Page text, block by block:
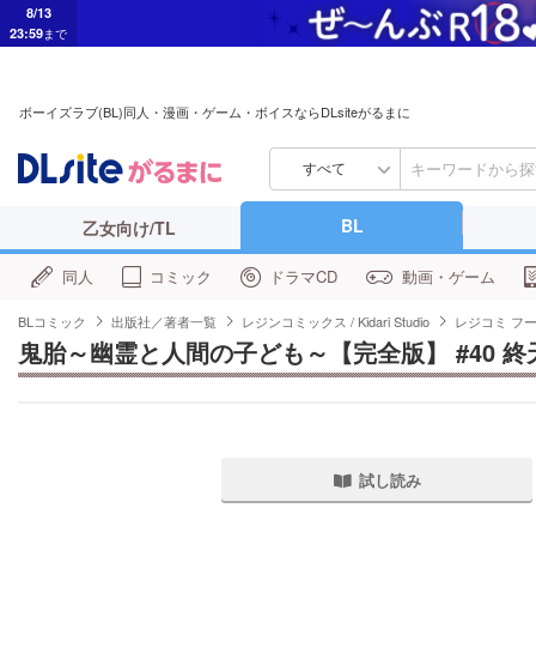
8/13
23:59まで
ボーイズラブ(BL)同人・漫画・ゲーム・ボイスならDLsiteがるまに
すべて
乙女向け/TL BL
同人 コミック ドラマCD 動画・ゲーム
BLコミック 出版社／著者一覧 レジンコミックス / Kidari Studio レジコミ フ
鬼胎～幽霊と人間の子ども～【完全版】 #40 終
試し読み